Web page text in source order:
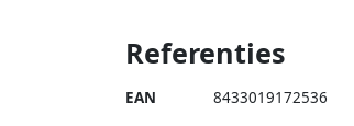
Referenties
EAN 8433019172536